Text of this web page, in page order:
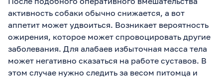
активность собаки обычно снижается, а вот
аппетит может удвоиться. Возникает вероятность
ожирения, которое может спровоцировать другие
заболевания. Для алабаев избыточная масса тела
может негативно сказаться на работе суставов. В
этом случае нужно следить за весом питомца и